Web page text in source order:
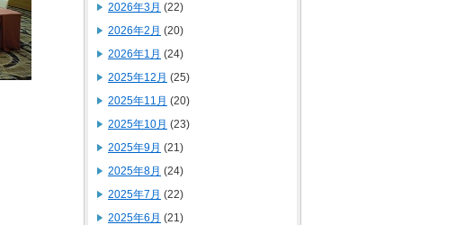
2026年3月 (22)
2026年2月 (20)
2026年1月 (24)
2025年12月 (25)
2025年11月 (20)
2025年10月 (23)
2025年9月 (21)
2025年8月 (24)
2025年7月 (22)
2025年6月 (21)